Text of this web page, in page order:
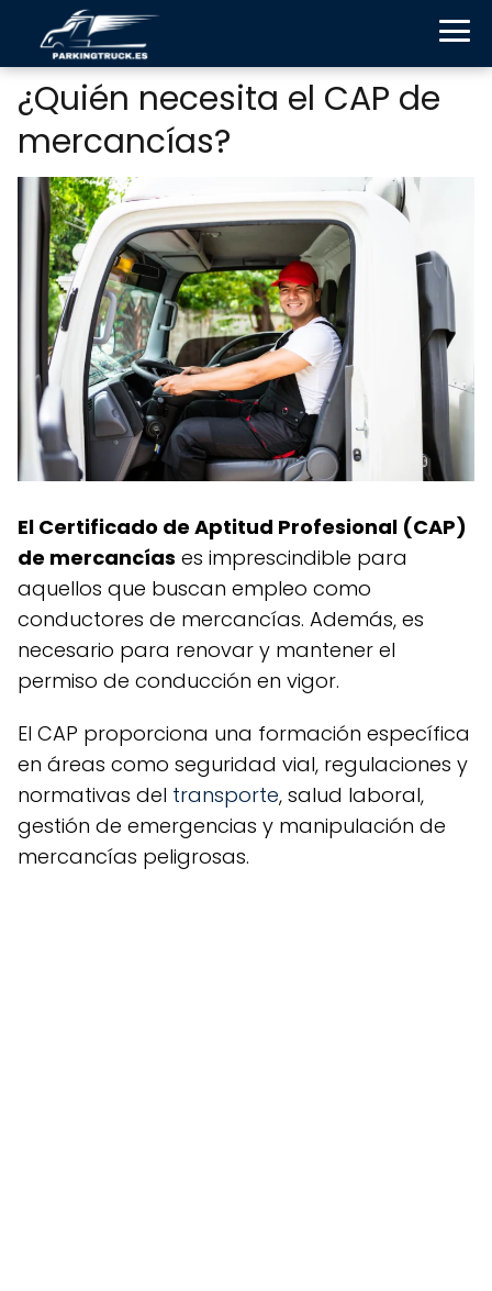
¿Quién necesita el CAP de
mercancías?
El Certificado de Aptitud Profesional (CAP)
de mercancías es imprescindible para
aquellos que buscan empleo como
conductores de mercancías. Además, es
necesario para renovar y mantener el
permiso de conducción en vigor.
El CAP proporciona una formación específica
en áreas como seguridad vial, regulaciones y
normativas del transporte, salud laboral,
gestión de emergencias y manipulación de
mercancías peligrosas.